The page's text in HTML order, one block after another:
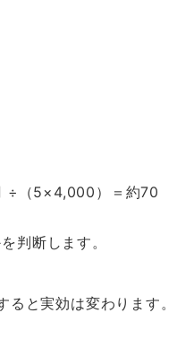
÷（5×4,000）＝約70
判断します。
と実効は変わります。